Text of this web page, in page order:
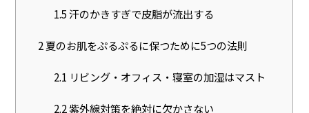
1.5汗のかきすぎで皮脂が流出する
2夏のお肌をぷるぷるに保つために5つの法則
2.1 リビング・オフィス・寝室の加湿はマスト
2.2紫外線対策を絶対に欠かさない